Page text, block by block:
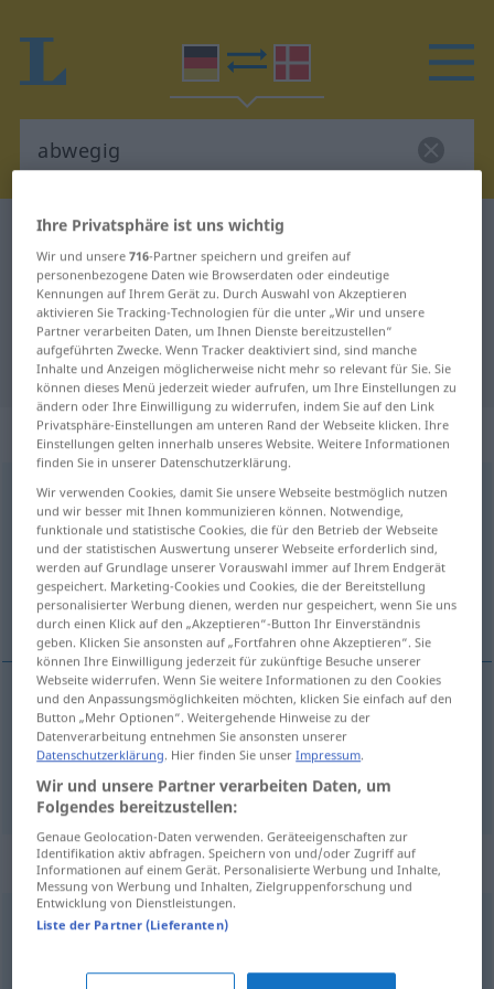
Deutsch-Dänisch Wörterbuch
Deutsch-Dänisch Übersetzung für
"abwegig"
"abwegig" Dänisch Übersetzung
„abwegig“
abwegig
Übersicht aller Übersetzungen
(Für mehr Details die Übersetzung anklicken/antippen)
forkert
forkert abwegig
abwegig → siehe „ irrig“
Synonyme für "abwegig"
entlegen
Ihre Privatsphäre ist uns wichtig
Wir und unsere716-Partner speichern und greifen auf
personenbezogene Daten wie Browserdaten oder eindeutige
Kennungen auf Ihrem Gerät zu. Durch Auswahl von Akzeptieren
aktivieren Sie Tracking-Technologien für die unter „Wir und unsere
Partner verarbeiten Daten, um Ihnen Dienste bereitzustellen“
aufgeführten Zwecke. Wenn Tracker deaktiviert sind, sind manche
Inhalte und Anzeigen möglicherweise nicht mehr so relevant für Sie. Sie
können dieses Menü jederzeit wieder aufrufen, um Ihre Einstellungen zu
ändern oder Ihre Einwilligung zu widerrufen, indem Sie auf den Link
Privatsphäre-Einstellungen am unteren Rand der Webseite klicken. Ihre
Einstellungen gelten innerhalb unseres Website. Weitere Informationen
finden Sie in unserer Datenschutzerklärung.
Wir verwenden Cookies, damit Sie unsere Webseite bestmöglich nutzen
und wir besser mit Ihnen kommunizieren können. Notwendige,
funktionale und statistische Cookies, die für den Betrieb der Webseite
und der statistischen Auswertung unserer Webseite erforderlich sind,
werden auf Grundlage unserer Vorauswahl immer auf Ihrem Endgerät
gespeichert. Marketing-Cookies und Cookies, die der Bereitstellung
personalisierter Werbung dienen, werden nur gespeichert, wenn Sie uns
durch einen Klick auf den „Akzeptieren“-Button Ihr Einverständnis
geben. Klicken Sie ansonsten auf „Fortfahren ohne Akzeptieren“. Sie
können Ihre Einwilligung jederzeit für zukünftige Besuche unserer
Webseite widerrufen. Wenn Sie weitere Informationen zu den Cookies
und den Anpassungsmöglichkeiten möchten, klicken Sie einfach auf den
Button „Mehr Optionen“. Weitergehende Hinweise zu der
Datenverarbeitung entnehmen Sie ansonsten unserer
Datenschutzerklärung. Hier finden Sie unserImpressum.
Wir und unsere Partner verarbeiten Daten, um
Folgendes bereitzustellen:
Genaue Geolocation-Daten verwenden. Geräteeigenschaften zur
Identifikation aktiv abfragen. Speichern von und/oder Zugriff auf
Informationen auf einem Gerät. Personalisierte Werbung und Inhalte,
Messung von Werbung und Inhalten, Zielgruppenforschung und
Entwicklung von Dienstleistungen.
Liste der Partner (Lieferanten)